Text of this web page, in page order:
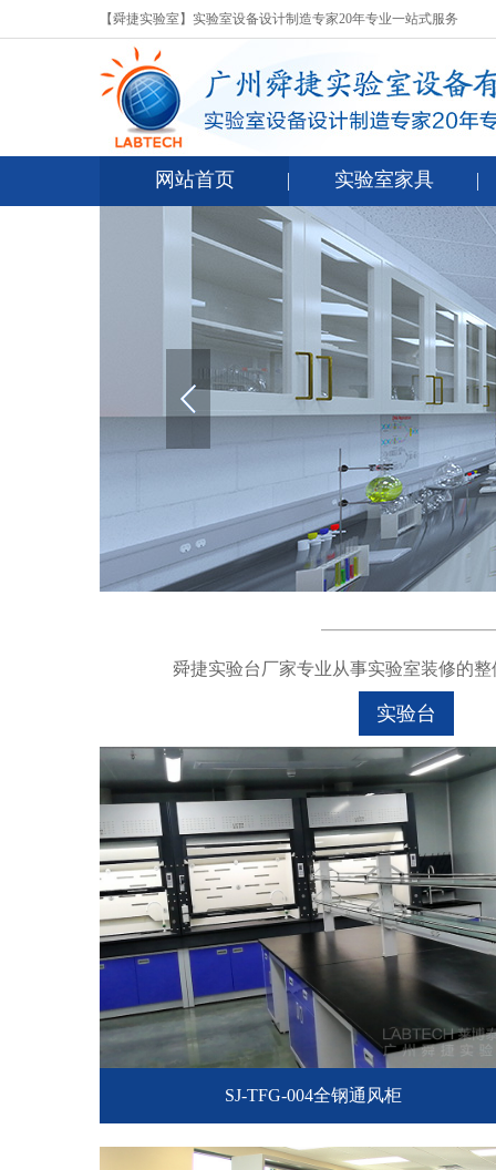
【舜捷实验室】实验室设备设计制造专家20年专业一站式服务
网站首页 实验室家具
舜捷实验台厂家专业从事实验室装修的
实验台
SJ-TFG-004全钢通风柜